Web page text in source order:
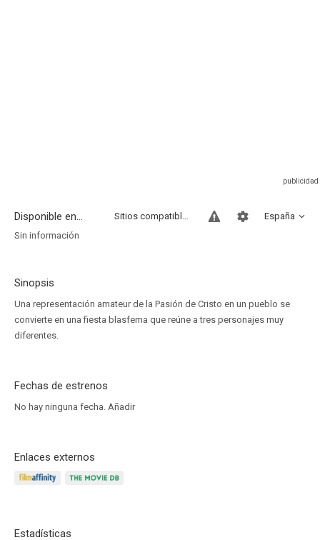
Disponible en... España
Sitios compatibles
Sin información
Sinopsis
Una representación amateur de la Pasión de Cristo en un pueblo se
convierte en una fiesta blasfema que reúne a tres personajes muy
diferentes.
Fechas de estrenos
No hay ninguna fecha. Añadir
Enlaces externos
Estadísticas